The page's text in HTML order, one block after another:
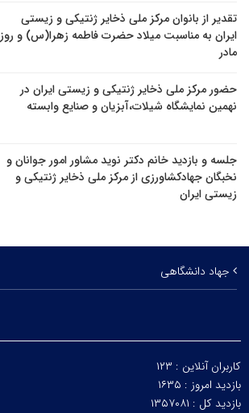
تقدیر از بانوان مرکز ملی ذخایر ژنتیکی و زیستی
ایران به مناسبت میلاد حضرت فاطمه زهرا(س) و روز
مادر
حضور مرکز ملی ذخایر ژنتیکی و زیستی ایران در
نهمین نمایشگاه شیلات،آبزیان و صنایع وابسته
جلسه و بازدید خانم دکتر نوید مشاور امور جوانان و
نخبگان جهادکشاورزی از مرکز ملی ذخایر ژنتیکی و
زیستی ایران
جهاد دانشگاهی
کاربران آنلاین : ۱۲۳
بازدید امروز : ۱۶۳۵
بازدید کل : ۱۳۵۷۰۸۱